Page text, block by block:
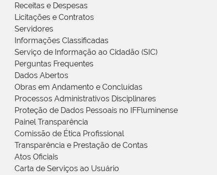
Receitas e Despesas
Licitações e Contratos
Servidores
Informações Classificadas
Serviço de Informação ao Cidadão (SIC)
Perguntas Frequentes
Dados Abertos
Obras em Andamento e Concluídas
Processos Administrativos Disciplinares
Proteção de Dados Pessoais no IFFluminense
Painel Transparência
Comissão de Ética Profissional
Transparência e Prestação de Contas
Atos Oficiais
Carta de Serviços ao Usuário